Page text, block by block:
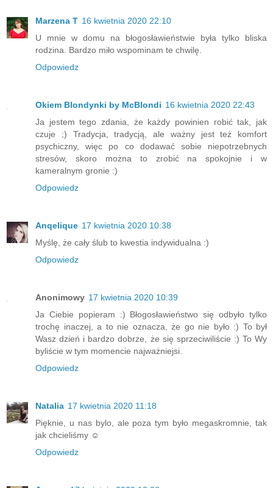
Marzena T 16 kwietnia 2020 22:10
U mnie w domu na błogosławieństwie była tylko bliska
rodzina. Bardzo miło wspominam te chwilę.
Odpowiedz
Okiem Blondynki by McBlondi 16 kwietnia 2020 22:43
Ja jestem tego zdania, że każdy powinien robić tak, jak
czuje ;) Tradycja, tradycją, ale ważny jest też komfort
psychiczny, więc po co dodawać sobie niepotrzebnych
stresów, skoro można to zrobić na spokojnie i w
kameralnym gronie :)
Odpowiedz
Anqelique 17 kwietnia 2020 10:38
Myślę, że cały ślub to kwestia indywidualna :)
Odpowiedz
Anonimowy 17 kwietnia 2020 10:39
Ja Ciebie popieram :) Błogosławieństwo się odbyło tylko
trochę inaczej, a to nie oznacza, że go nie było :) To był
Wasz dzień i bardzo dobrze, że się sprzeciwiliście :) To Wy
byliście w tym momencie najważniejsi.
Odpowiedz
Natalia 17 kwietnia 2020 11:18
Pięknie, u nas bylo, ale poza tym było megaskromnie, tak
jak chcieliśmy ☺
Odpowiedz